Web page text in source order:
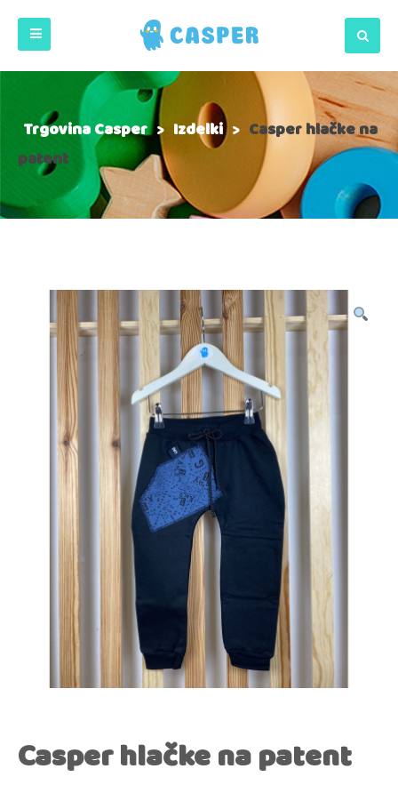
Trgovina Casper> Izdelki > Casper hlačke na
patent
Casper hlačke na patent